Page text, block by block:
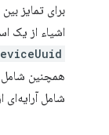
برای تمایز
اشیاء از یک
همچنین
شامل